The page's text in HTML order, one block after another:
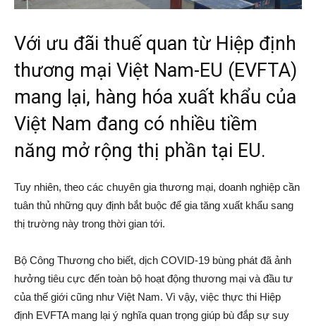
Với ưu đãi thuế quan từ Hiệp định
thương mại Việt Nam-EU (EVFTA)
mang lại, hàng hóa xuất khẩu của
Việt Nam đang có nhiều tiềm
năng mở rộng thị phần tại EU.
Tuy nhiên, theo các chuyên gia thương mại, doanh nghiệp cần
tuân thủ những quy định bắt buộc để gia tăng xuất khẩu sang
thị trường này trong thời gian tới.
Bộ Công Thương cho biết, dịch COVID-19 bùng phát đã ảnh
hưởng tiêu cực đến toàn bộ hoạt động thương mại và đầu tư
của thế giới cũng như Việt Nam. Vì vậy, việc thực thi Hiệp
định EVFTA mang lại ý nghĩa quan trọng giúp bù đắp sự suy